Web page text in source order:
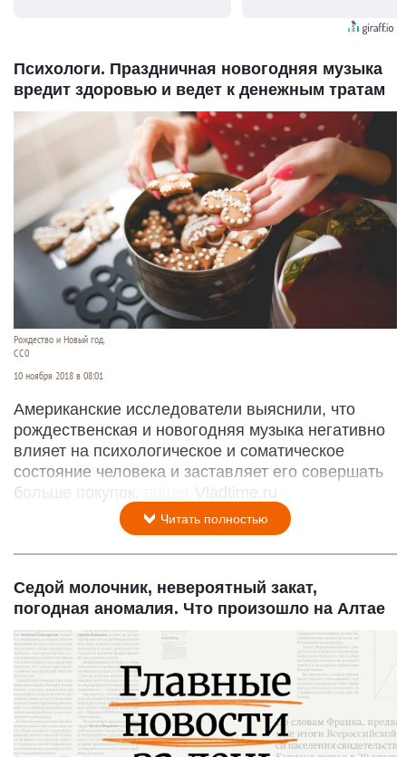
Психологи. Праздничная новогодняя музыка
вредит здоровью и ведет к денежным тратам
Рождество и Новый год.
СС0
10 ноября 2018 в 08:01
Американские исследователи выяснили, что
рождественская и новогодняя музыка негативно
влияет на психологическое и соматическое
состояние человека и заставляет его совершать
больше покупок,
Vladtime.ru
Читать полностью
Седой молочник, невероятный закат,
погодная аномалия. Что произошло на Алтае